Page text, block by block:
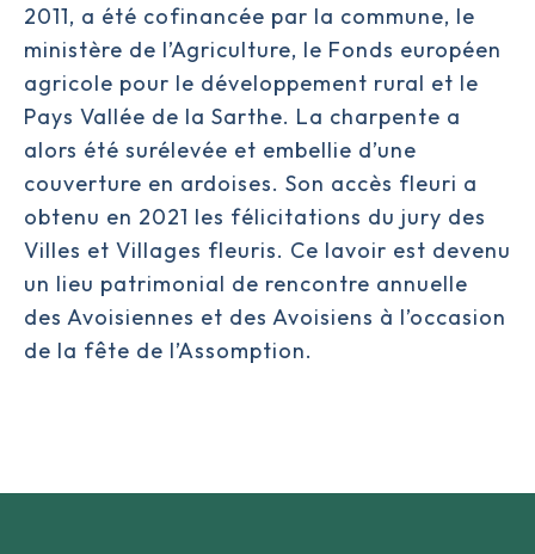
2011, a été cofinancée par la commune, le
ministère de l’Agriculture, le Fonds européen
agricole pour le développement rural et le
Pays Vallée de la Sarthe. La charpente a
alors été surélevée et embellie d’une
couverture en ardoises. Son accès fleuri a
obtenu en 2021 les félicitations du jury des
Villes et Villages fleuris. Ce lavoir est devenu
un lieu patrimonial de rencontre annuelle
des Avoisiennes et des Avoisiens à l’occasion
de la fête de l’Assomption.